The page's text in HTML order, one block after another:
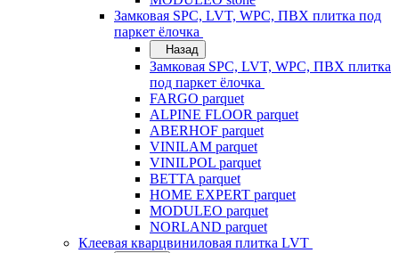
Замковая SPC, LVT, WPC, ПВХ плитка под
паркет ёлочка
Назад
Замковая SPC, LVT, WPC, ПВХ плитка
под паркет ёлочка
FARGO parquet
ALPINE FLOOR parquet
ABERHOF parquet
VINILAM parquet
VINILPOL parquet
BETTA parquet
HOME EXPERT parquet
MODULEO parquet
NORLAND parquet
Клеевая кварцвиниловая плитка LVT